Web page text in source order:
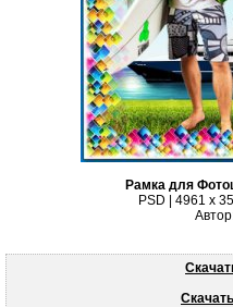
Рамка для
PSD | 4961 х